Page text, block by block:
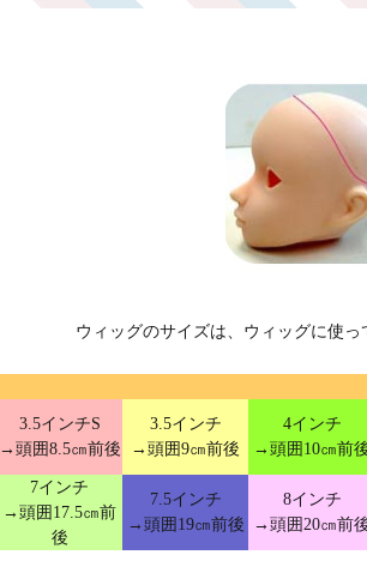
ウィッグのサイズは、ウィッグに使
3.5インチS
→頭囲8.5㎝前後
3.5インチ
→頭囲9㎝前後
4インチ
→頭囲10㎝前
7インチ
→頭囲17.5㎝前
後
7.5インチ
→頭囲19㎝前後
8インチ
→頭囲20㎝前